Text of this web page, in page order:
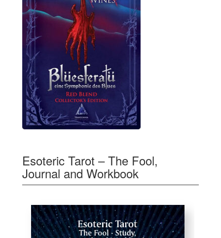
Esoteric Tarot – The Fool,
Journal and Workbook